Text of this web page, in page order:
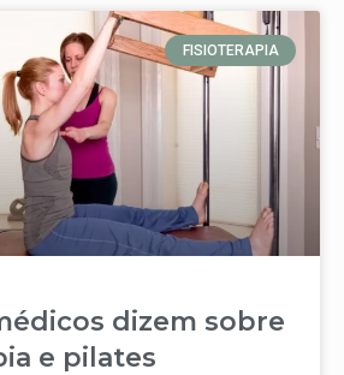
FISIOTERAPIA
dizem sobre
e pilates